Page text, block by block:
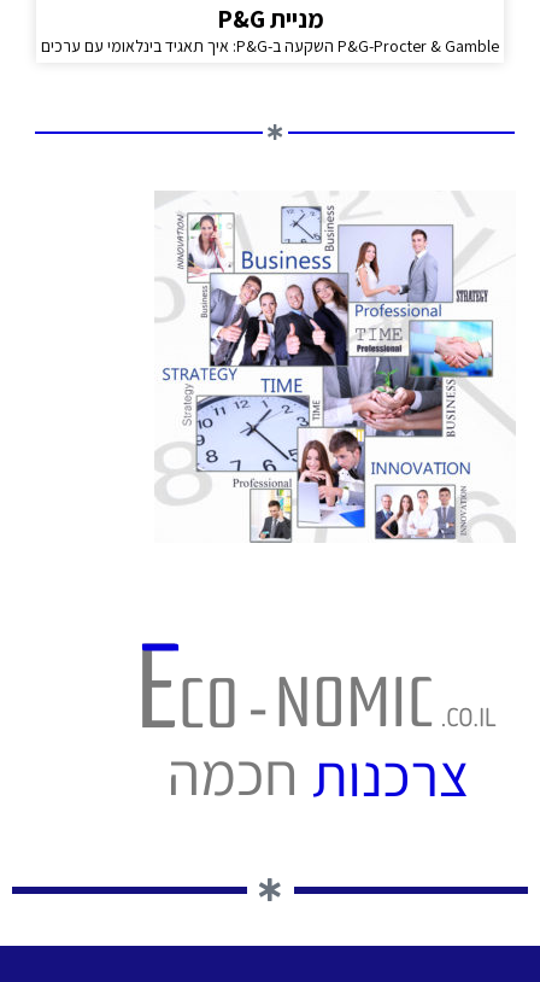
מניית P&G
P&G-Procter & Gamble השקעה ב-P&G: איך תאגיד בינלאומי עם ערכים